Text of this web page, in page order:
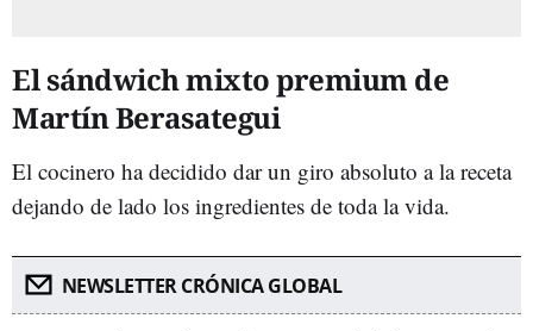
El sándwich mixto premium de
Martín Berasategui
El cocinero ha decidido dar un giro absoluto a la receta
dejando de lado los ingredientes de toda la vida.
NEWSLETTER CRÓNICA GLOBAL